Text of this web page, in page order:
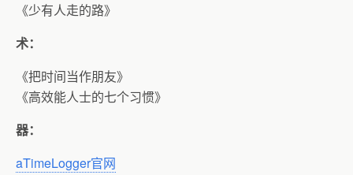
《少有人走的路》
术：
《把时间当作朋友》
《高效能人士的七个习惯》
器：
aTimeLogger官网